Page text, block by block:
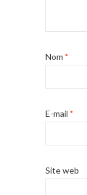
Nom *
E-mail *
Site web